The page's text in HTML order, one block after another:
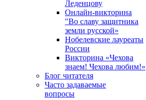
Леденцову
Онлайн-викторина
"Во славу защитника
земли русской»
Нобелевские лауреаты
России
Викторина «Чехова
знаем! Чехова любим!»
Блог читателя
Часто задаваемые
вопросы